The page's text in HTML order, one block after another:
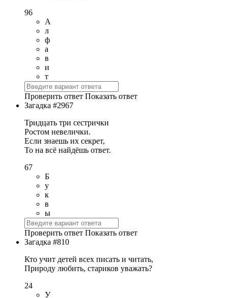
96
А
л
ф
а
в
и
т
Проверить ответ Показать ответ
Загадка #2967
Тридцать три сестрички
Ростом невелички.
Если знаешь их секрет,
То на всё найдёшь ответ.
67
Б
у
к
в
ы
Проверить ответ Показать ответ
Загадка #810
Кто учит детей всех писать и читать,
Природу любить, стариков уважать?
24
У